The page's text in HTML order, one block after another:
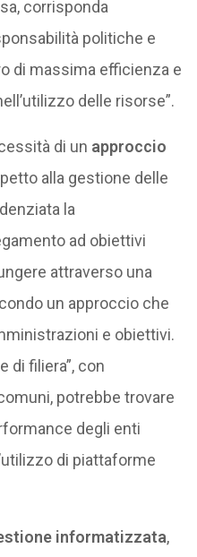
corrisponda
politiche e
di massima efficienza e
delle risorse”.
di un approccio
alla gestione delle
la
ad obiettivi
attraverso una
un approccio che
e obiettivi.
di filiera”, con
potrebbe trovare
degli enti
di piattaforme
informatizzata,